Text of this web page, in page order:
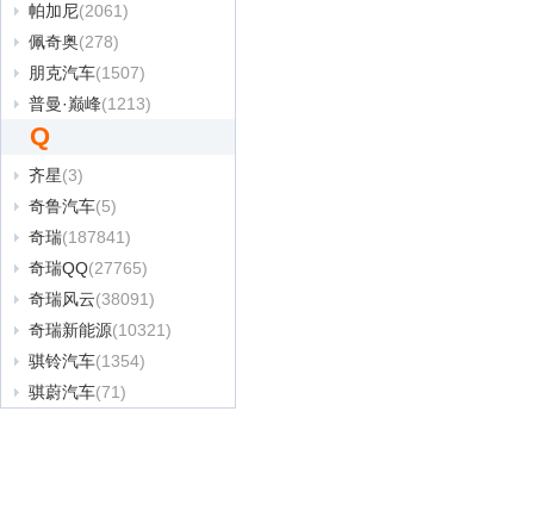
帕加尼(2061)
佩奇奥(278)
朋克汽车(1507)
普曼·巅峰(1213)
Q
齐星(3)
奇鲁汽车(5)
奇瑞(187841)
奇瑞QQ(27765)
奇瑞风云(38091)
奇瑞新能源(10321)
骐铃汽车(1354)
骐蔚汽车(71)